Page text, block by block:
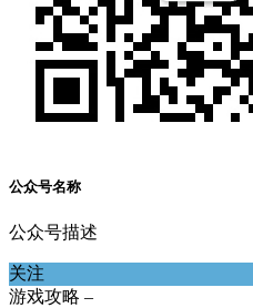
公众号名称
公众号描述
关注
游戏攻略 –